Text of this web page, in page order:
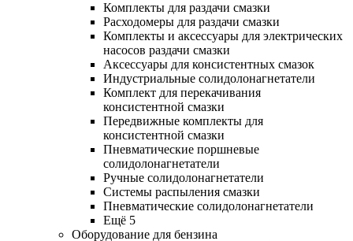
Комплекты для раздачи смазки
Расходомеры для раздачи смазки
Комплекты и аксессуары для электрических
насосов раздачи смазки
Аксессуары для консистентных смазок
Индустриальные солидолонагнетатели
Комплект для перекачивания
консистентной смазки
Передвижные комплекты для
консистентной смазки
Пневматические поршневые
солидолонагнетатели
Ручные солидолонагнетатели
Системы распыления смазки
Пневматические солидолонагнетатели
Ещё 5
Оборудование для бензина